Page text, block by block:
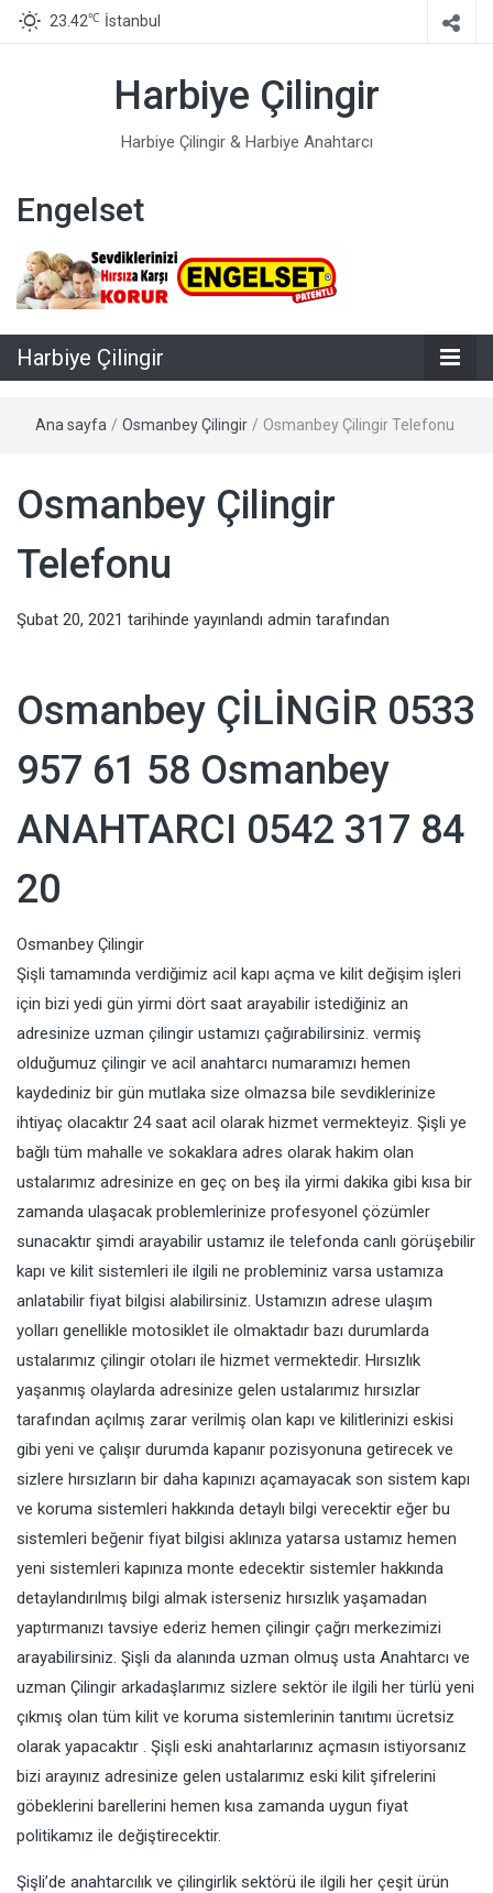
23.42℃ İstanbul
Harbiye Çilingir
Harbiye Çilingir & Harbiye Anahtarcı
Engelset
Harbiye Çilingir
Ana sayfa / Osmanbey Çilingir / Osmanbey Çilingir Telefonu
Osmanbey Çilingir
Telefonu
Şubat 20, 2021 tarihinde yayınlandı admin tarafından
Osmanbey ÇİLİNGİR 0533
957 61 58 Osmanbey
ANAHTARCI 0542 317 84
20
Osmanbey Çilingir
Şişli tamamında verdiğimiz acil kapı açma ve kilit değişim işleri
için bizi yedi gün yirmi dört saat arayabilir istediğiniz an
adresinize uzman çilingir ustamızı çağırabilirsiniz. vermiş
olduğumuz çilingir ve acil anahtarcı numaramızı hemen
kaydediniz bir gün mutlaka size olmazsa bile sevdiklerinize
ihtiyaç olacaktır 24 saat acil olarak hizmet vermekteyiz. Şişli ye
bağlı tüm mahalle ve sokaklara adres olarak hakim olan
ustalarımız adresinize en geç on beş ila yirmi dakika gibi kısa bir
zamanda ulaşacak problemlerinize profesyonel çözümler
sunacaktır şimdi arayabilir ustamız ile telefonda canlı görüşebilir
kapı ve kilit sistemleri ile ilgili ne probleminiz varsa ustamıza
anlatabilir fiyat bilgisi alabilirsiniz. Ustamızın adrese ulaşım
yolları genellikle motosiklet ile olmaktadır bazı durumlarda
ustalarımız çilingir otoları ile hizmet vermektedir. Hırsızlık
yaşanmış olaylarda adresinize gelen ustalarımız hırsızlar
tarafından açılmış zarar verilmiş olan kapı ve kilitlerinizi eskisi
gibi yeni ve çalışır durumda kapanır pozisyonuna getirecek ve
sizlere hırsızların bir daha kapınızı açamayacak son sistem kapı
ve koruma sistemleri hakkında detaylı bilgi verecektir eğer bu
sistemleri beğenir fiyat bilgisi aklınıza yatarsa ustamız hemen
yeni sistemleri kapınıza monte edecektir sistemler hakkında
detaylandırılmış bilgi almak isterseniz hırsızlık yaşamadan
yaptırmanızı tavsiye ederiz hemen çilingir çağrı merkezimizi
arayabilirsiniz. Şişli da alanında uzman olmuş usta Anahtarcı ve
uzman Çilingir arkadaşlarımız sizlere sektör ile ilgili her türlü yeni
çıkmış olan tüm kilit ve koruma sistemlerinin tanıtımı ücretsiz
olarak yapacaktır . Şişli eski anahtarlarınız açmasın istiyorsanız
bizi arayınız adresinize gelen ustalarımız eski kilit şifrelerini
göbeklerini barellerini hemen kısa zamanda uygun fiyat
politikamız ile değiştirecektir.
Şişli’de anahtarcılık ve çilingirlik sektörü ile ilgili her çeşit ürün